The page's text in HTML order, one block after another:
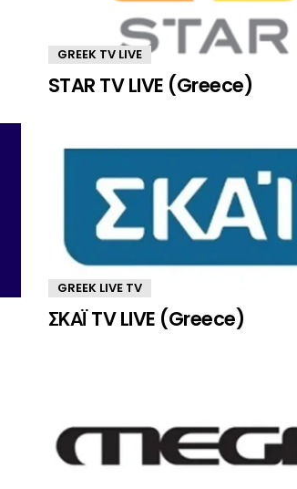
GREEK TV LIVE
STAR TV LIVE (Greece)
GREEK LIVE TV
ΣΚΑΪ TV LIVE (Greece)